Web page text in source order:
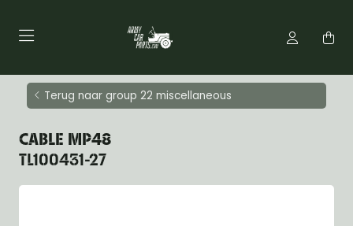
Terug naar group 22 miscellaneous
CABLE MP48
TL100431-27